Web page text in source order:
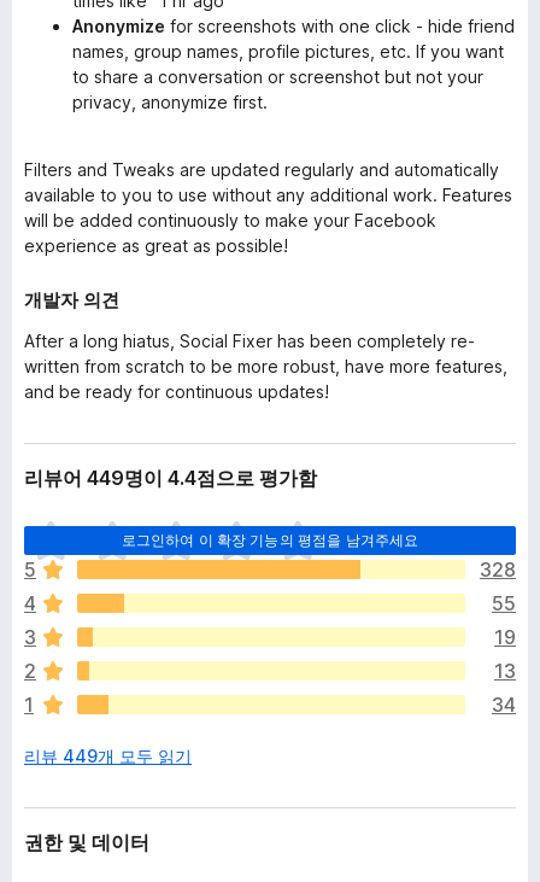
Anonymize for screenshots with one click - hide friend
names, group names, profile pictures, etc. If you want
to share a conversation or screenshot but not your
privacy, anonymize first.
Filters and Tweaks are updated regularly and automatically
available to you to use without any additional work. Features
will be added continuously to make your Facebook
experience as great as possible!
개발자 의견
After a long hiatus, Social Fixer has been completely re-
written from scratch to be more robust, have more features,
and be ready for continuous updates!
리뷰어 449명이 4.4점으로 평가함
로그인하여 이 확장 기능의 평점을 남겨주세요
아
직
평
점
이
없
습
니
5
328
4
55
3
19
2
13
1
34
리뷰 449개 모두 읽기
권한 및 데이터